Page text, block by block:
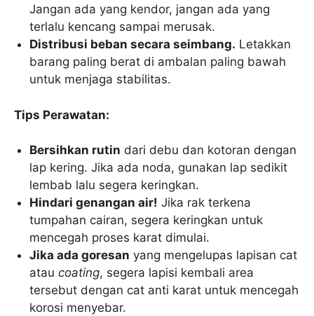
Jangan ada yang kendor, jangan ada yang
terlalu kencang sampai merusak.
Distribusi beban secara seimbang. Letakkan
barang paling berat di ambalan paling bawah
untuk menjaga stabilitas.
Tips Perawatan:
Bersihkan rutin dari debu dan kotoran dengan
lap kering. Jika ada noda, gunakan lap sedikit
lembab lalu segera keringkan.
Hindari genangan air! Jika rak terkena
tumpahan cairan, segera keringkan untuk
mencegah proses karat dimulai.
Jika ada goresan yang mengelupas lapisan cat
ataucoating, segera lapisi kembali area
tersebut dengan cat anti karat untuk mencegah
korosi menyebar.